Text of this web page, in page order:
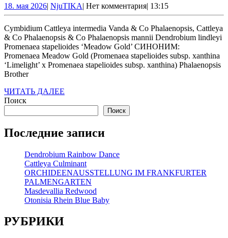
18. мая 202618.
мая
2026
| NjuTIKANjuTIKA
| Нет комментария| 13:15
Cymbidium Cattleya intermedia Vanda & Co Phalaenopsis, Cattleya
& Co Phalaenopsis & Co Phalaenopsis mannii Dendrobium lindleyi
Promenaea stapelioides ‘Meadow Gold’ СИНОНИМ:
Promenaea Meadow Gold (Promenaea stapelioides subsp. xanthina
‘Limelight’ x Promenaea stapelioides subsp. xanthina) Phalaenopsis
Brother
ЧИТАТЬ ДАЛЕЕ
Поиск
Поиск
Последние записи
Dendrobium Rainbow Dance
Cattleya Culminant
ORCHIDEENAUSSTELLUNG IM FRANKFURTER
PALMENGARTEN
Masdevallia Redwood
Otonisia Rhein Blue Baby
РУБРИКИ